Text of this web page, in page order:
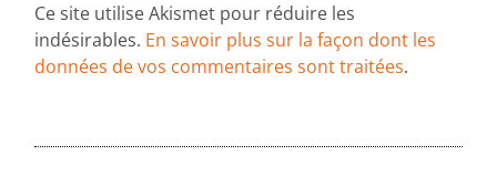
Ce site utilise Akismet pour réduire les
indésirables. En savoir plus sur la façon dont les
données de vos commentaires sont traitées.